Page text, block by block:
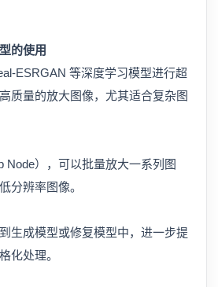
的使用
ESRGAN 等深度学习模型进行超
质量的放大图像，尤其适合复杂图
Node），可以批量放大一系列图
分辨率图像。
生成模型或修复模型中，进一步提
化处理。